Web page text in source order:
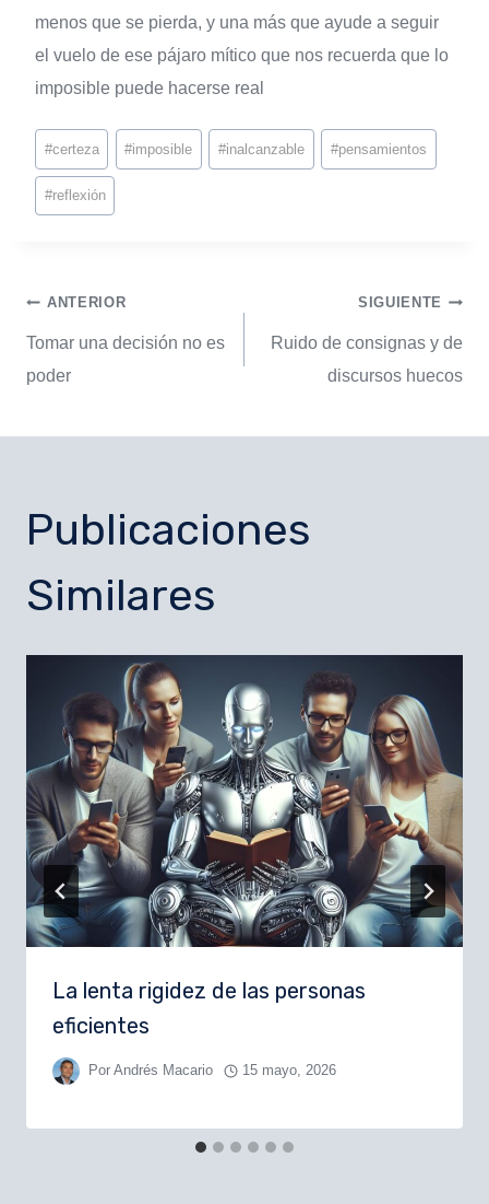
menos que se pierda, y una más que ayude a seguir
el vuelo de ese pájaro mítico que nos recuerda que lo
imposible puede hacerse real
#certeza #imposible #inalcanzable #pensamientos
#reflexión
ANTERIOR
Tomar una decisión no es
poder
SIGUIENTE
Ruido de consignas y de
discursos huecos
Publicaciones
Similares
La lenta rigidez de las personas
eficientes
Por Andrés Macario 15 mayo, 2026